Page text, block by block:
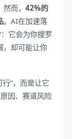
而， 42%的
。AI在加速落
它会为你搜罗
，却可能让你
”，而是让它
因、赛道风险